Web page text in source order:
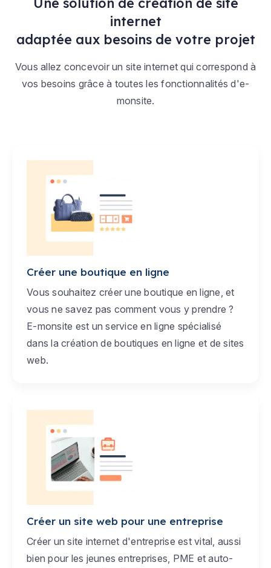
internet
adaptée aux besoins de votre projet
Vous allez concevoir un site internet qui correspond à
vos besoins grâce à toutes les fonctionnalités d'e-
monsite.
Créer une boutique en ligne
Vous souhaitez créer une boutique en ligne, et
vous ne savez pas comment vous y prendre ?
E-monsite est un service en ligne spécialisé
dans la création de boutiques en ligne et de sites
web.
Créer un site web pour une entreprise
Créer un site internet d'entreprise est vital, aussi
bien pour les jeunes entreprises, PME et auto-